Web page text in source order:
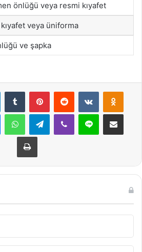
önlüğü veya resmi kıyafet
veya üniforma
ve şapka
LinkedInTumblr PinterestReddit VKontakte
MessengerWhatsAppTelegramViber Line E-Posta ile
Yazdır